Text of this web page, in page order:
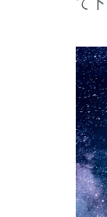
運
と
て